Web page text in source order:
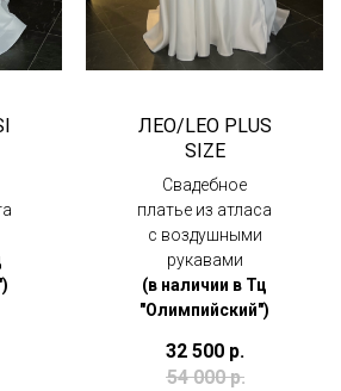
ЛЕО/LEO PLUS
SIZE
Свадебное
платье из атласа
с воздушными
рукавами
(в наличии в Тц
"Олимпийский")
32 500 р.
54 000 р.